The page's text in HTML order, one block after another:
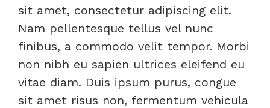
sit amet, consectetur adipiscing elit.
Nam pellentesque tellus vel nunc
finibus, a commodo velit tempor. Morbi
non nibh eu sapien ultrices eleifend eu
vitae diam. Duis ipsum purus, congue
sit amet risus non, fermentum vehicula